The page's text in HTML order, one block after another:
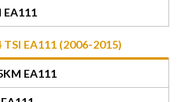
EA111
EA111 (2006-2015)
EA111